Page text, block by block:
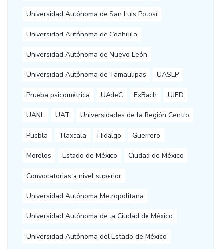
Universidad Autónoma de San Luis Potosí
Universidad Autónoma de Coahuila
Universidad Autónoma de Nuevo León
Universidad Autónoma de Tamaulipas UASLP
Prueba psicométrica UAdeC ExBach UJED
UANL UAT Universidades de la Región Centro
Puebla Tlaxcala Hidalgo Guerrero
Morelos Estado de México Ciudad de México
Convocatorias a nivel superior
Universidad Autónoma Metropolitana
Universidad Autónoma de la Ciudad de México
Universidad Autónoma del Estado de México